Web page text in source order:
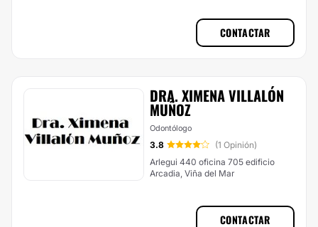
CONTACTAR
DRA. XIMENA VILLALÓN
MUÑOZ
Odontólogo
3.8
(1 Opinión)
Arlegui 440 oficina 705 edificio
Arcadia, Viña del Mar
CONTACTAR